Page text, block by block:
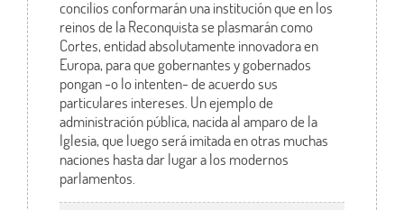
concilios conformarán una institución que en los
reinos de la Reconquista se plasmarán como
Cortes, entidad absolutamente innovadora en
Europa, para que gobernantes y gobernados
pongan -o lo intenten- de acuerdo sus
particulares intereses. Un ejemplo de
administración pública, nacida al amparo de la
Iglesia, que luego será imitada en otras muchas
naciones hasta dar lugar a los modernos
parlamentos.